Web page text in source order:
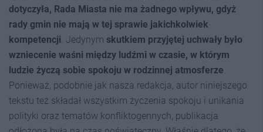
dotyczyła, Rada Miasta nie ma żadnego wpływu, gdyż
rady gmin nie mają w tej sprawie jakichkolwiek
kompetencji. Jedynym skutkiem przyjętej uchwały było
wzniecenie waśni między ludźmi w czasie, w którym
ludzie życzą sobie spokoju w rodzinnej atmosferze.
Ponieważ, podobnie jak nasza redakcja, autor niniejszego
tekstu też składał wszystkim życzenia spokoju i unikania
polityki oraz tematów konfliktogennych, publikacja